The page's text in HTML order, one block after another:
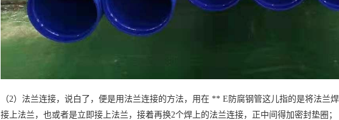
（2）法兰连接，说白了，便是用法兰连接的方法，用在 ** E防腐钢管这儿指的是将法兰
接上法兰，也或者是立即接上法兰，接着再换2个焊上的法兰连接，正中间得加密封垫圈；